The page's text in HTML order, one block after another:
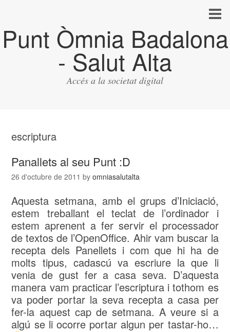
Punt Òmnia Badalona
- Salut Alta
Accés a la societat digital
escriptura
Panallets al seu Punt :D
26 d'octubre de 2011 byomniasalutalta
Aquesta setmana, amb el grups d’Iniciació,
estem treballant el teclat de l’ordinador i
estem aprenent a fer servir el processador
de textos de l’OpenOffice. Ahir vam buscar la
recepta dels Panellets i com que hi ha de
molts tipus, cadascú va escriure la que li
venia de gust fer a casa seva. D’aquesta
manera vam practicar l’escriptura i tothom es
va poder portar la seva recepta a casa per
fer-la aquest cap de setmana. A veure si a
algú se li ocorre portar algun per tastar-ho…